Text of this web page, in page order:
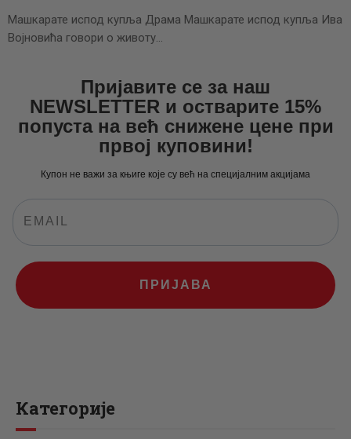
Машкарате испод купља Драма Машкарате испод купља Ива
Војновића говори о животу…
Пријавите се за наш
NEWSLETTER и остварите 15%
попуста на већ снижене цене при
првој куповини!
Купон не важи за књиге које су већ на специјалним акцијама
ПРИЈАВА
Категорије